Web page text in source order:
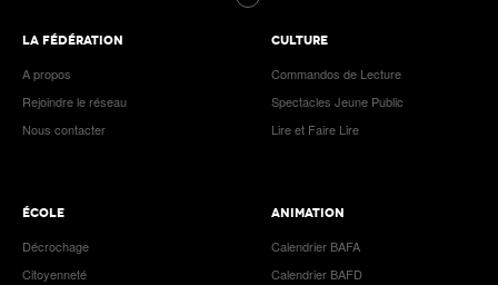
LA FÉDÉRATION
A propos
Rejoindre le réseau
Nous contacter
CULTURE
Commandos de Lecture
Spectacles Jeune Public
Lire et Faire Lire
ÉCOLE
Décrochage
Citoyenneté
ANIMATION
Calendrier BAFA
Calendrier BAFD